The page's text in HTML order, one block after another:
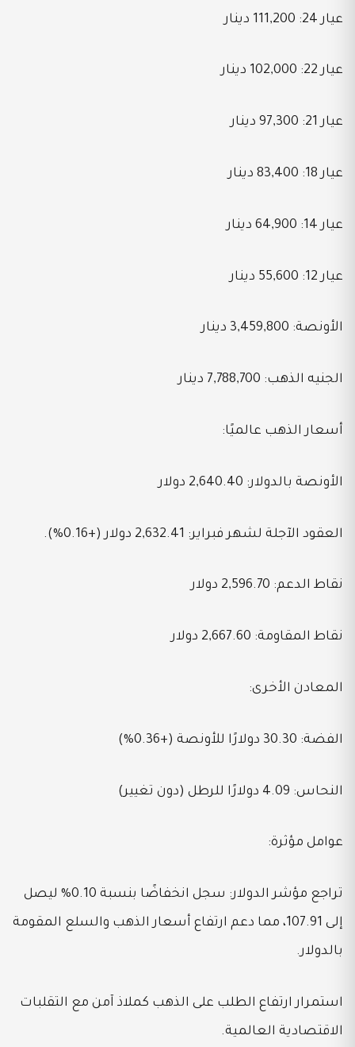
عيار 24: 111,200 دينار
عيار 22: 102,000 دينار
عيار 21: 97,300 دينار
عيار 18: 83,400 دينار
عيار 14: 64,900 دينار
عيار 12: 55,600 دينار
الأونصة: 3,459,800 دينار
الجنيه الذهب: 7,788,700 دينار
أسعار الذهب عالميًا:
الأونصة بالدولار: 2,640.40 دولار
العقود الآجلة لشهر فبراير: 2,632.41 دولار (+0.16%).
نقاط الدعم: 2,596.70 دولار
نقاط المقاومة: 2,667.60 دولار
المعادن الأخرى:
الفضة: 30.30 دولارًا للأونصة (+0.36%)
النحاس: 4.09 دولارًا للرطل (دون تغيير)
عوامل مؤثرة:
تراجع مؤشر الدولار: سجل انخفاضًا بنسبة 0.10% ليصل
إلى 107.91، مما دعم ارتفاع أسعار الذهب والسلع المقومة
بالدولار.
استمرار ارتفاع الطلب على الذهب كملاذ آمن مع التقلبات
الاقتصادية العالمية.